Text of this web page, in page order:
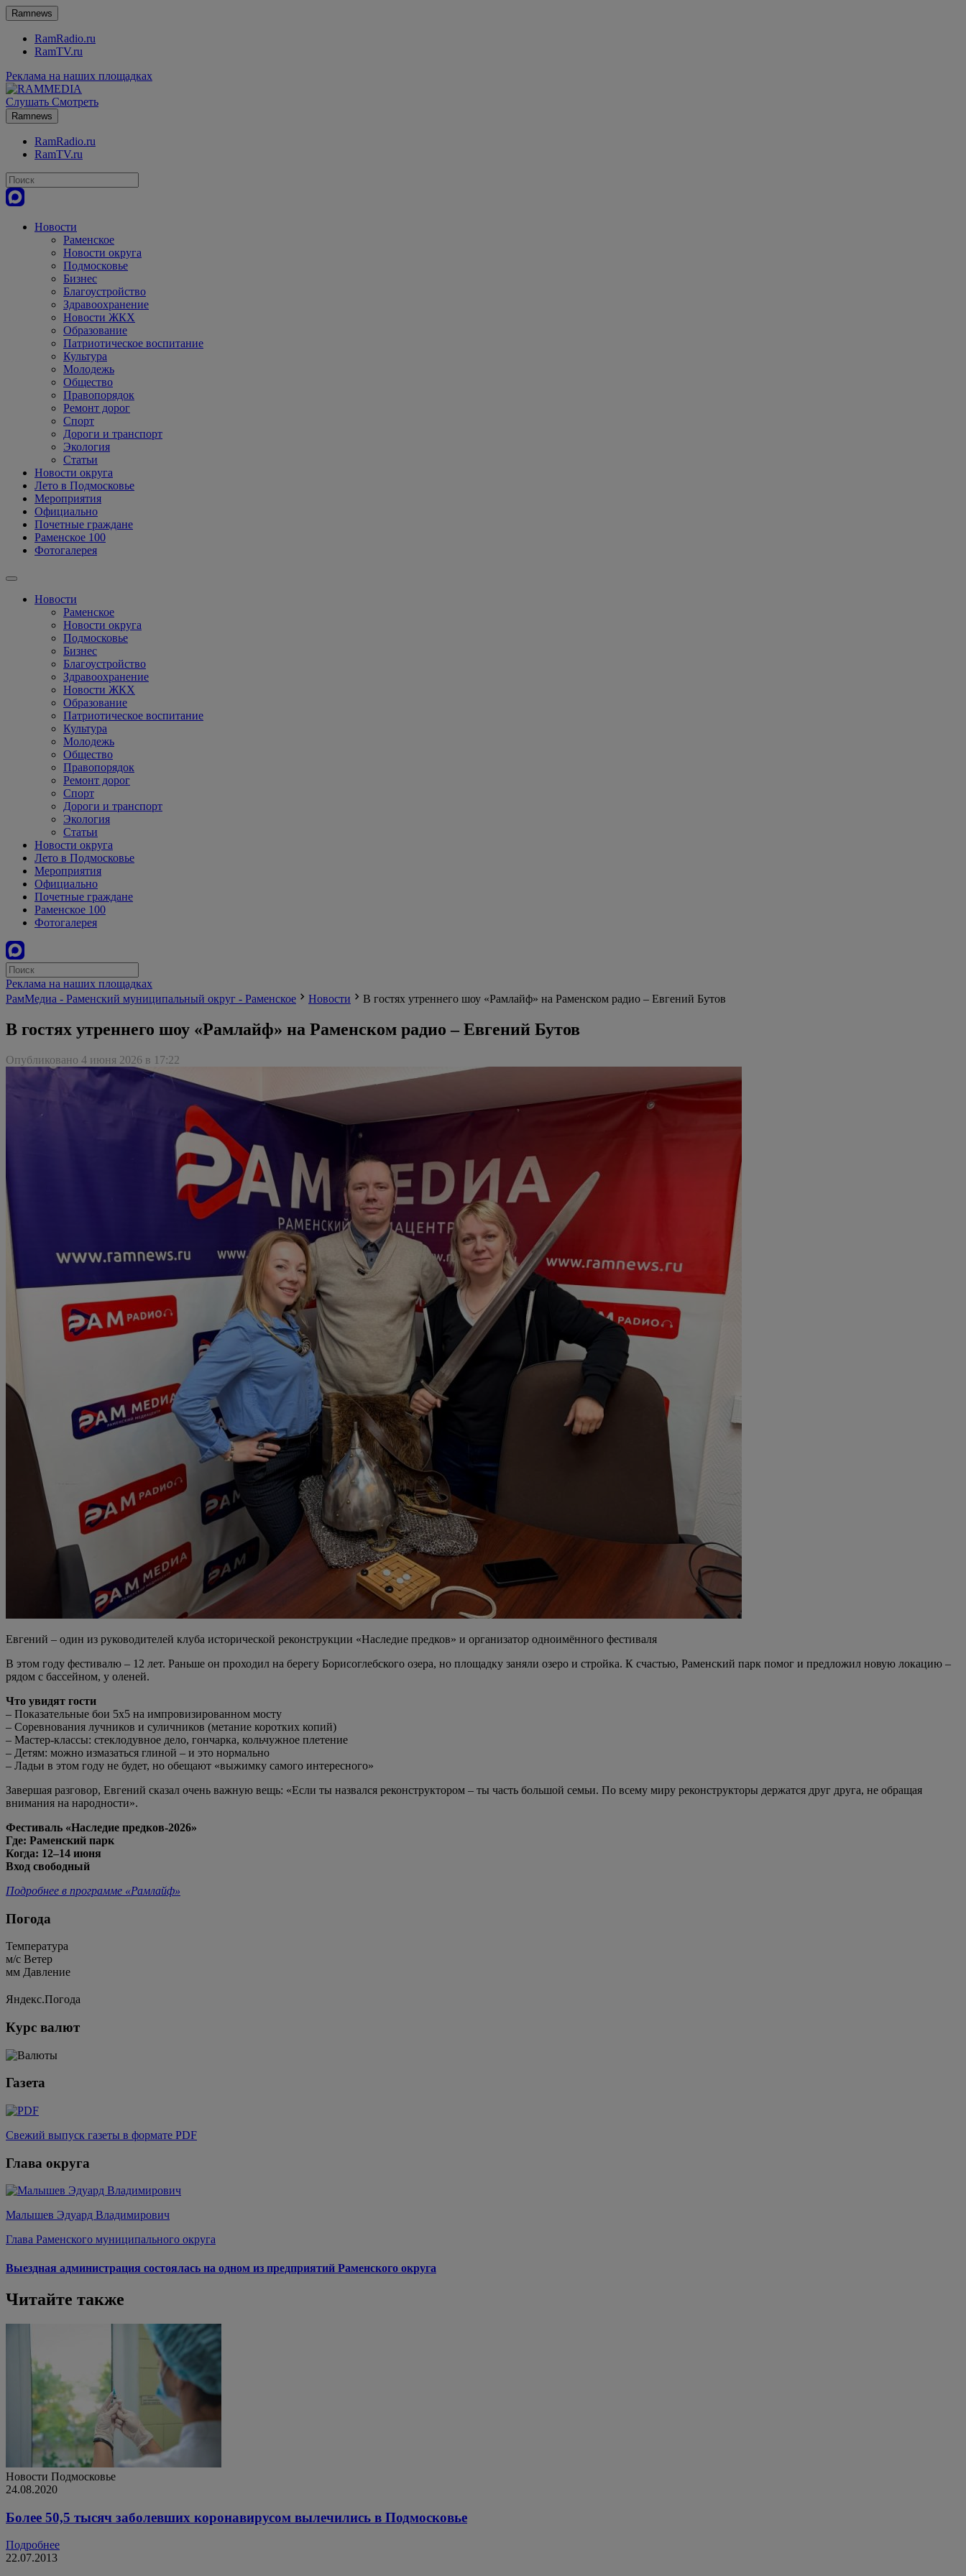
Ramnews
RamRadio.ru
RamTV.ru
Реклама на наших площадках
Слушать Смотреть
Ramnews
RamRadio.ru
RamTV.ru
Новости
Раменское
Новости округа
Подмосковье
Бизнес
Благоустройство
Здравоохранение
Новости ЖКХ
Образование
Патриотическое воспитание
Культура
Молодежь
Общество
Правопорядок
Ремонт дорог
Спорт
Дороги и транспорт
Экология
Статьи
Новости округа
Лето в Подмосковье
Мероприятия
Официально
Почетные граждане
Раменское 100
Фотогалерея
Новости
Раменское
Новости округа
Подмосковье
Бизнес
Благоустройство
Здравоохранение
Новости ЖКХ
Образование
Патриотическое воспитание
Культура
Молодежь
Общество
Правопорядок
Ремонт дорог
Спорт
Дороги и транспорт
Экология
Статьи
Новости округа
Лето в Подмосковье
Мероприятия
Официально
Почетные граждане
Раменское 100
Фотогалерея
Реклама на наших площадках
РамМедиа - Раменский муниципальный округ - Раменское
Новости В гостях утреннего шоу «Рамлайф» на Раменском радио – Евгений Бутов
В гостях утреннего шоу «Рамлайф» на Раменском радио – Евгений Бутов
Опубликовано 4 июня 2026 в 17:22
Евгений – один из руководителей клуба исторической реконструкции «Наследие предков» и организатор одноимённого фестиваля
В этом году фестивалю – 12 лет. Раньше он проходил на берегу Борисоглебского озера, но площадку заняли озеро и стройка. К счастью, Раменский парк помог и предложил новую локацию –
рядом с бассейном, у оленей.
Что увидят гости
– Показательные бои 5х5 на импровизированном мосту
– Соревнования лучников и суличников (метание коротких копий)
– Мастер-классы: стеклодувное дело, гончарка, кольчужное плетение
– Детям: можно измазаться глиной – и это нормально
– Ладьи в этом году не будет, но обещают «выжимку самого интересного»
Завершая разговор, Евгений сказал очень важную вещь: «Если ты назвался реконструктором – ты часть большой семьи. По всему миру реконструкторы держатся друг друга, не обращая
внимания на народности».
Фестиваль «Наследие предков-2026»
Где: Раменский парк
Когда: 12–14 июня
Вход свободный
Подробнее в программе «Рамлайф»
Погода
Температура
м/c Ветер
мм Давление
Яндекс.Погода
Курс валют
Газета
Свежий выпуск газеты в формате PDF
Глава округа
Малышев Эдуард Владимирович
Глава Раменского муниципального округа
Выездная администрация состоялась на одном из предприятий Раменского округа
Читайте также
Новости Подмосковье
24.08.2020
Более 50,5 тысяч заболевших коронавирусом вылечились в Подмосковье
Подробнее
22.07.2013